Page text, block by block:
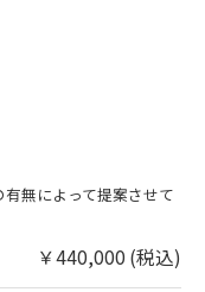
無によって提案させて
￥440,000 (税込)